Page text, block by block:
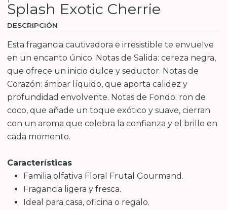
Splash Exotic Cherrie
DESCRIPCIÓN
Esta fragancia cautivadora e irresistible te envuelve
en un encanto único. Notas de Salida: cereza negra,
que ofrece un inicio dulce y seductor. Notas de
Corazón: ámbar líquido, que aporta calidez y
profundidad envolvente. Notas de Fondo: ron de
coco, que añade un toque exótico y suave, cierran
con un aroma que celebra la confianza y el brillo en
cada momento.
Características
Familia olfativa Floral Frutal Gourmand.
Fragancia ligera y fresca.
Ideal para casa, oficina o regalo.